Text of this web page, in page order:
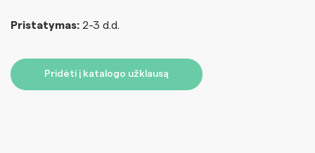
Pristatymas: 2-3 d.d.
Pridėti į katalogo užklausą